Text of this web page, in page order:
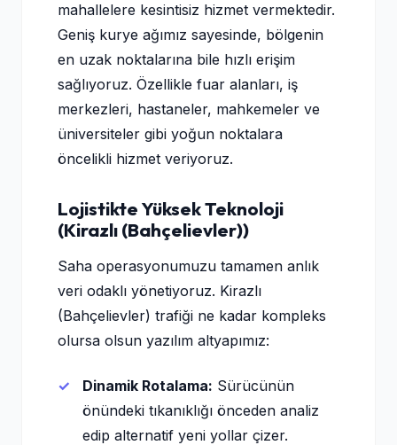
mahallelere kesintisiz hizmet vermektedir.
Geniş kurye ağımız sayesinde, bölgenin
en uzak noktalarına bile hızlı erişim
sağlıyoruz. Özellikle fuar alanları, iş
merkezleri, hastaneler, mahkemeler ve
üniversiteler gibi yoğun noktalara
öncelikli hizmet veriyoruz.
Lojistikte Yüksek Teknoloji
(Kirazlı (Bahçelievler))
Saha operasyonumuzu tamamen anlık
veri odaklı yönetiyoruz. Kirazlı
(Bahçelievler) trafiği ne kadar kompleks
olursa olsun yazılım altyapımız:
Dinamik Rotalama: Sürücünün
önündeki tıkanıklığı önceden analiz
edip alternatif yeni yollar çizer.